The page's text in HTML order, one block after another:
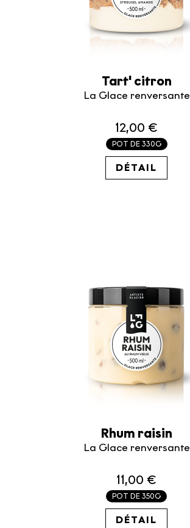
Tart' citron
La Glace renversante
12,00 €
POT DE 330G
36.36€ / KG
DÉTAIL
Rhum raisin
La Glace renversante
11,00 €
POT DE 350G
26.83€ / KG
DÉTAIL